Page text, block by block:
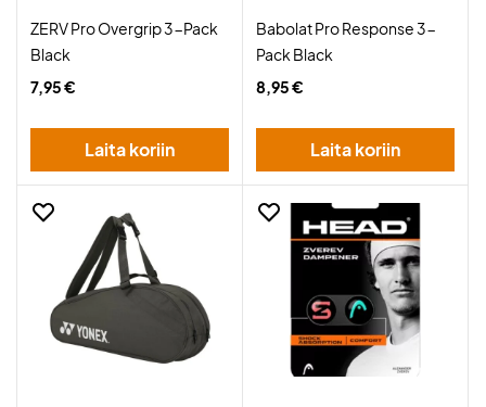
ZERV Pro Overgrip 3-Pack
Black
7,95 €
Laita koriin
Babolat Pro Response 3-
Pack Black
8,95 €
Laita koriin